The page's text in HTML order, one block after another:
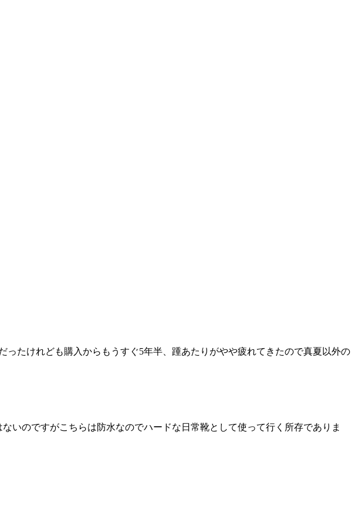
ったけれども購入からもうすぐ5年半、踵あたりがやや疲れてきたので真夏以外の
いのですがこちらは防水なのでハードな日常靴として使って行く所存でありま